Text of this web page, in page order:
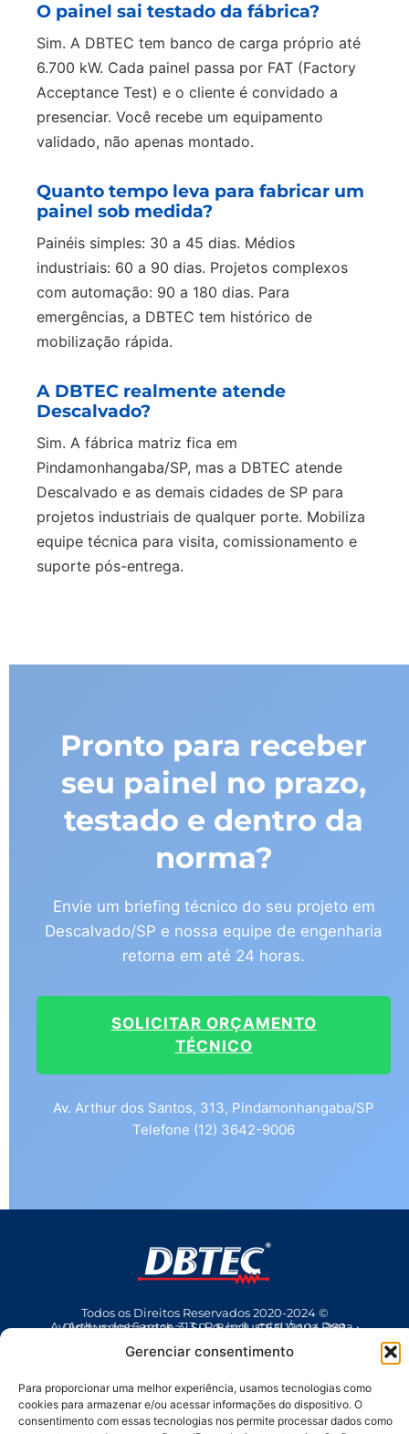
Gerenciar consentimento
Para proporcionar uma melhor experiência, usamos tecnologias como
cookies para armazenar e/ou acessar informações do dispositivo. O
consentimento com essas tecnologias nos permite processar dados como
O painel sai testado da fábrica?
Sim. A DBTEC tem banco de carga próprio até
6.700 kW. Cada painel passa por FAT (Factory
Acceptance Test) e o cliente é convidado a
presenciar. Você recebe um equipamento
validado, não apenas montado.
Quanto tempo leva para fabricar um
painel sob medida?
Painéis simples: 30 a 45 dias. Médios
industriais: 60 a 90 dias. Projetos complexos
com automação: 90 a 180 dias. Para
emergências, a DBTEC tem histórico de
mobilização rápida.
A DBTEC realmente atende
Descalvado?
Sim. A fábrica matriz fica em
Pindamonhangaba/SP, mas a DBTEC atende
Descalvado e as demais cidades de SP para
projetos industriais de qualquer porte. Mobiliza
equipe técnica para visita, comissionamento e
suporte pós-entrega.
Pronto para receber
seu painel no prazo,
testado e dentro da
norma?
Envie um briefing técnico do seu projeto em
Descalvado/SP e nossa equipe de engenharia
retorna em até 24 horas.
SOLICITAR ORÇAMENTO
TÉCNICO
Av. Arthur dos Santos, 313, Pindamonhangaba/SP
Telefone (12) 3642-9006
Todos os Direitos Reservados 2020-2024 ©
Av Arthur dos Santos, 313 • Pq. Industrial Água Preta • Pindamonhangaba • SP • Brasil • CEP 12404-289